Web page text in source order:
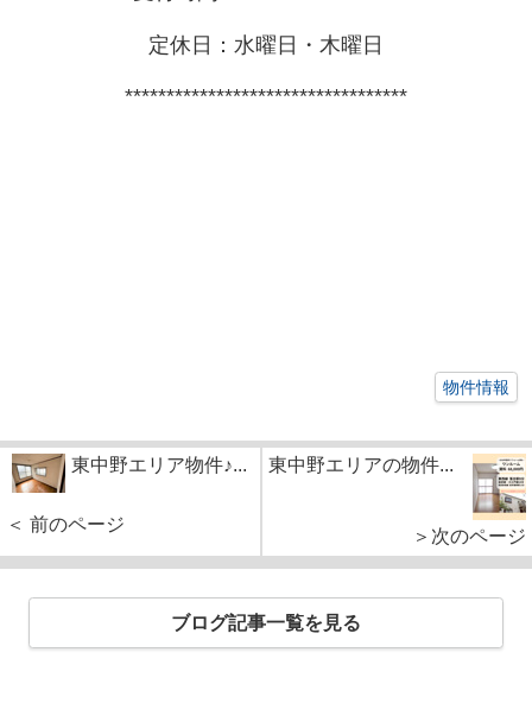
定休日：水曜日・木曜日
**********************************
物件情報
東中野エリア物件♪...
＜ 前のページ
東中野エリアの物件...
＞次のページ
ブログ記事一覧を見る